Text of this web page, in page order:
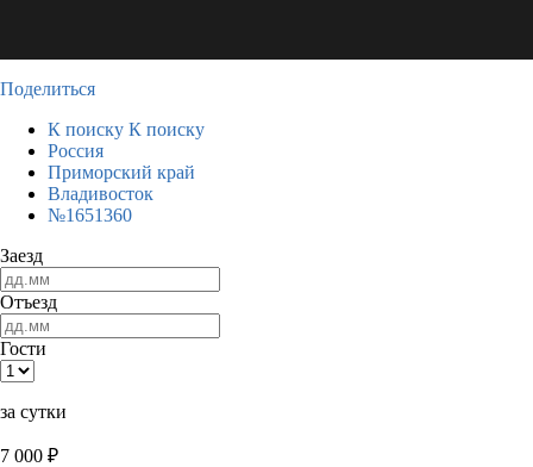
Поделиться
К поиску К поиску
Россия
Приморский край
Владивосток
№1651360
Заезд
Отъезд
Гости
за сутки
7 000 ₽